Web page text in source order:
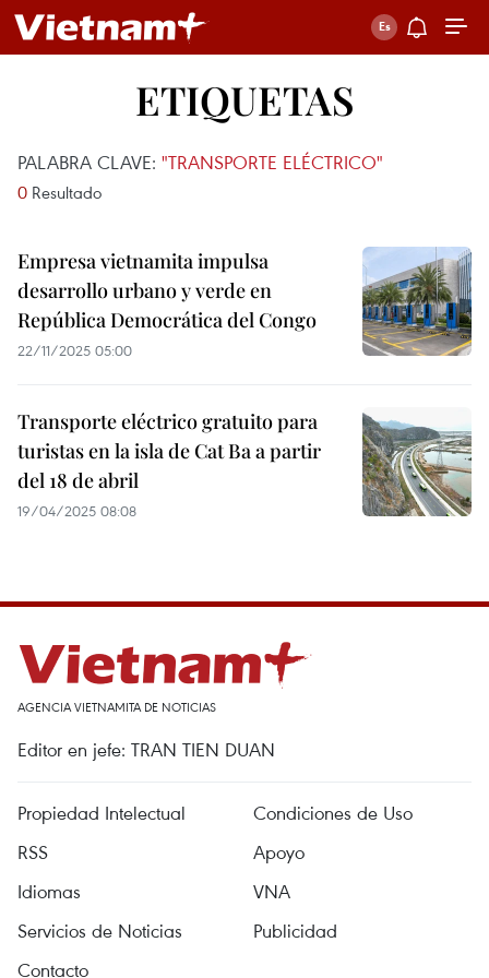
ETIQUETAS
PALABRA CLAVE: "TRANSPORTE ELÉCTRICO"
0 Resultado
Empresa vietnamita impulsa
desarrollo urbano y verde en
República Democrática del Congo
22/11/2025 05:00
Transporte eléctrico gratuito para
turistas en la isla de Cat Ba a partir
del 18 de abril
19/04/2025 08:08
AGENCIA VIETNAMITA DE NOTICIAS
Editor en jefe: TRAN TIEN DUAN
Propiedad Intelectual
Condiciones de Uso
RSS
Apoyo
Idiomas
VNA
Servicios de Noticias
Publicidad
Contacto